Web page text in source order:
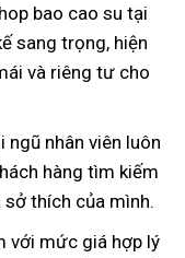
bao cao su tại
sang trọng, hiện
và riêng tư cho
ngũ nhân viên luôn
hàng tìm kiếm
sở thích của mình.
với mức giá hợp lý